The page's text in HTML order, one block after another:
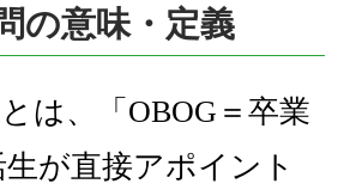
の意味・定義
は、「OBOG＝卒業
が直接アポイント